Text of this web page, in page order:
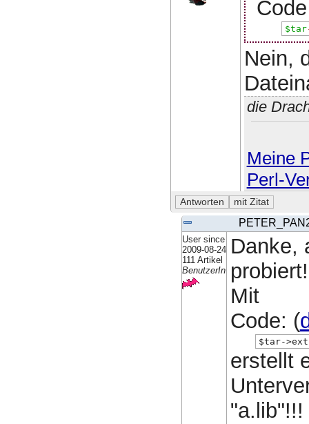
$tar
Nein,
die
Meine
Perl-
User since
2009-08-24
111 Artikel
BenutzerIn
Danke,
probiert!
Mit
Code: (
$tar-
erstellt
"a.lib"!!!